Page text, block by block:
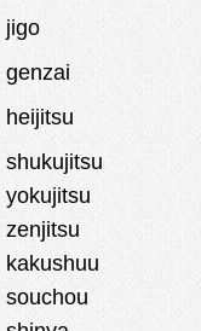
jigo
genzai
heijitsu
shukujitsu
yokujitsu
zenjitsu
kakushuu
souchou